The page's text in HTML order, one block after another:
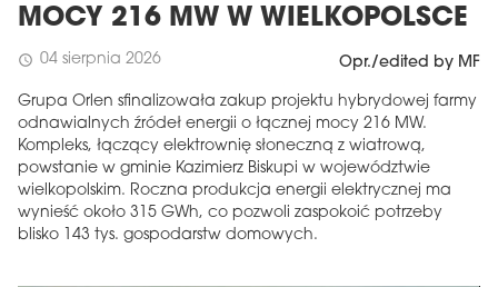
MOCY 216 MW W WIELKOPOLSCE
schedule 04 sierpnia 2026 Opr./edited by MF
Grupa Orlen sfinalizowała zakup projektu hybrydowej farmy
odnawialnych źródeł energii o łącznej mocy 216 MW.
Kompleks, łączący elektrownię słoneczną z wiatrową,
powstanie w gminie Kazimierz Biskupi w województwie
wielkopolskim. Roczna produkcja energii elektrycznej ma
wynieść około 315 GWh, co pozwoli zaspokoić potrzeby
blisko 143 tys. gospodarstw domowych.